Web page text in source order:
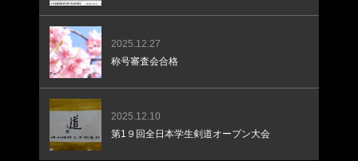
2025.12.27
称号審査会合格
2025.12.10
第1９回全日本学生剣道オープン大会